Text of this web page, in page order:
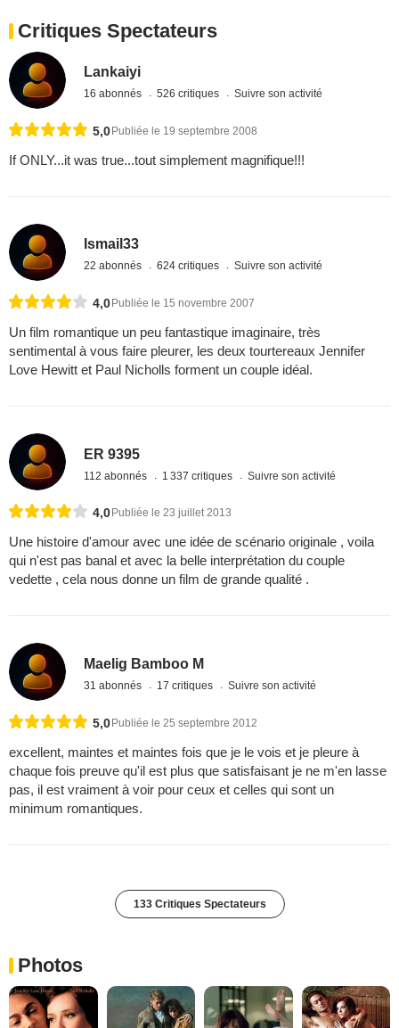
Critiques Spectateurs
Lankaiyi
16 abonnés 526 critiques Suivre son activité
5,0Publiée le 19 septembre 2008
If ONLY...it was true...tout simplement magnifique!!!
Ismail33
22 abonnés 624 critiques Suivre son activité
4,0 Publiée le 15 novembre 2007
Un film romantique un peu fantastique imaginaire, très
sentimental à vous faire pleurer, les deux tourtereaux Jennifer
Love Hewitt et Paul Nicholls forment un couple idéal.
ER 9395
112 abonnés 1 337 critiques Suivre son activité
4,0 Publiée le 23 juillet 2013
Une histoire d'amour avec une idée de scénario originale , voila
qui n'est pas banal et avec la belle interprétation du couple
vedette , cela nous donne un film de grande qualité .
Maelig Bamboo M
31 abonnés 17 critiques Suivre son activité
5,0Publiée le 25 septembre 2012
excellent, maintes et maintes fois que je le vois et je pleure à
chaque fois preuve qu'il est plus que satisfaisant je ne m'en lasse
pas, il est vraiment à voir pour ceux et celles qui sont un
minimum romantiques.
133 Critiques Spectateurs
Photos